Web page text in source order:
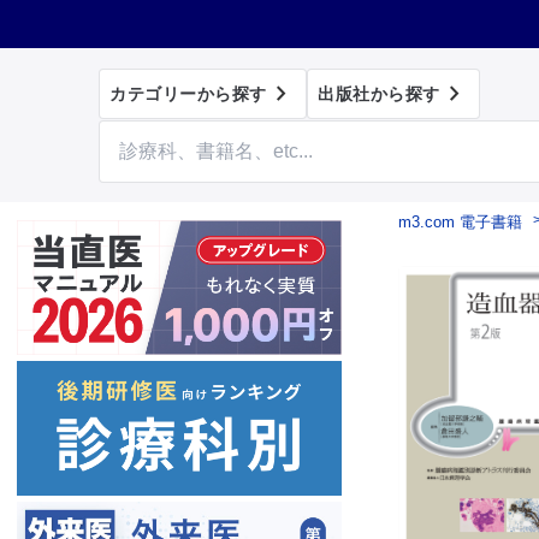
カテゴリーから探す  出版社から探す 
m3.com 電子書籍